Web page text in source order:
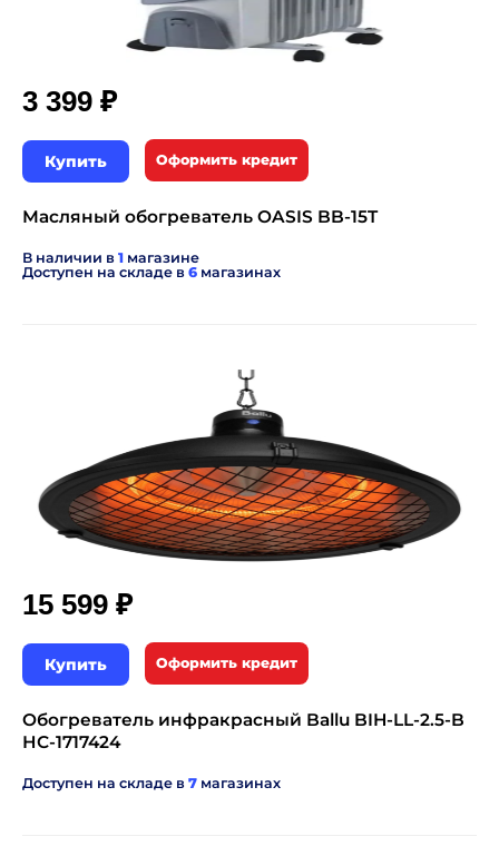
3 399 ₽
Купить Оформить кредит
Масляный обогреватель OASIS BB-15T
В наличии в 1 магазине
Доступен на складе в 6 магазинах
15 599 ₽
Купить Оформить кредит
Обогреватель инфракрасный Ballu BIH-LL-2.5-B
НС-1717424
Доступен на складе в 7 магазинах